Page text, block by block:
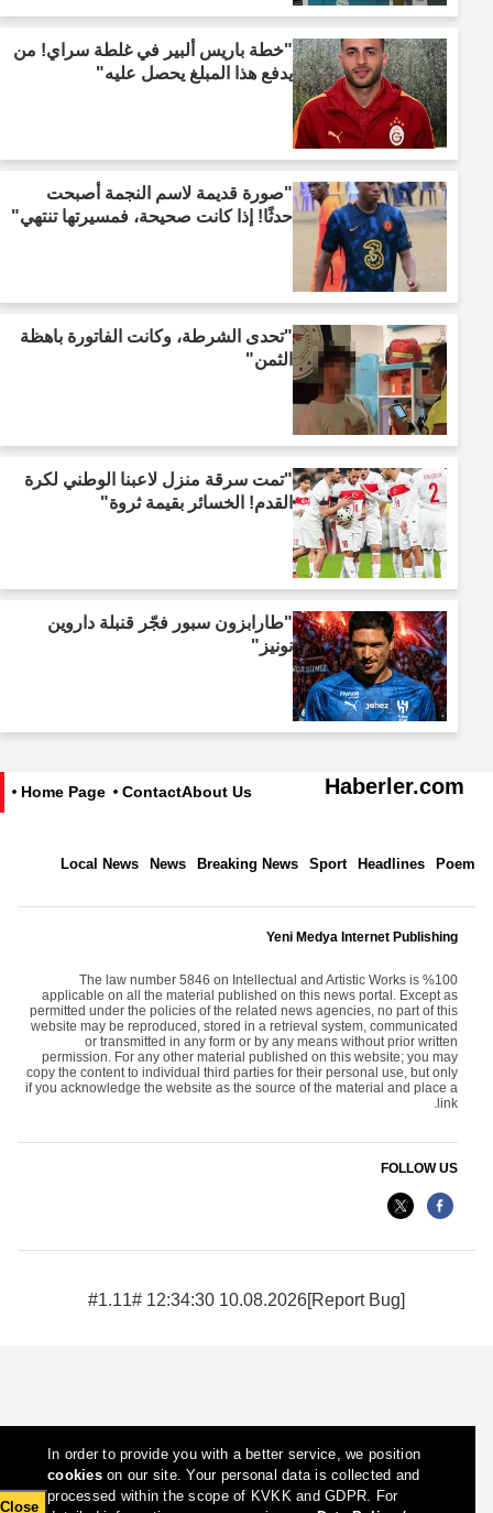
"خطة باريس ألبير في غلطة سراي! من
يدفع هذا المبلغ يحصل عليه"
"صورة قديمة لاسم النجمة أصبحت
حدثًا! إذا كانت صحيحة، فمسيرتها تنتهي"
"تحدى الشرطة، وكانت الفاتورة باهظة
الثمن"
"تمت سرقة منزل لاعبنا الوطني لكرة
القدم! الخسائر بقيمة ثروة"
"طارابزون سبور فجّر قنبلة داروين
نونيز"
Haberler.com
About Us
Contact
Home Page
Poem
Headlines
Sport
Breaking News
News
Local News
Yeni Medya Internet Publishing
The law number 5846 on Intellectual and Artistic Works is %100
applicable on all the material published on this news portal. Except as
permitted under the policies of the related news agencies, no part of this
website may be reproduced, stored in a retrieval system, communicated
or transmitted in any form or by any means without prior written
permission. For any other material published on this website; you may
copy the content to individual third parties for their personal use, but only
if you acknowledge the website as the source of the material and place a
link.
FOLLOW US
10.08.2026 12:34:30 #1.11#
In order to provide you with a better service, we position
cookieson our site. Your personal data is collected and
processed within the scope of KVKK and GDPR. For
Close